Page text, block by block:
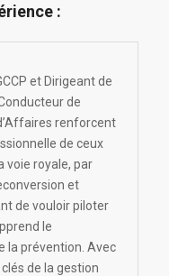
:
et Dirigeant de
de
renforcent
de ceux
voie royale, par
et
de vouloir piloter
le
la prévention. Avec
de la gestion